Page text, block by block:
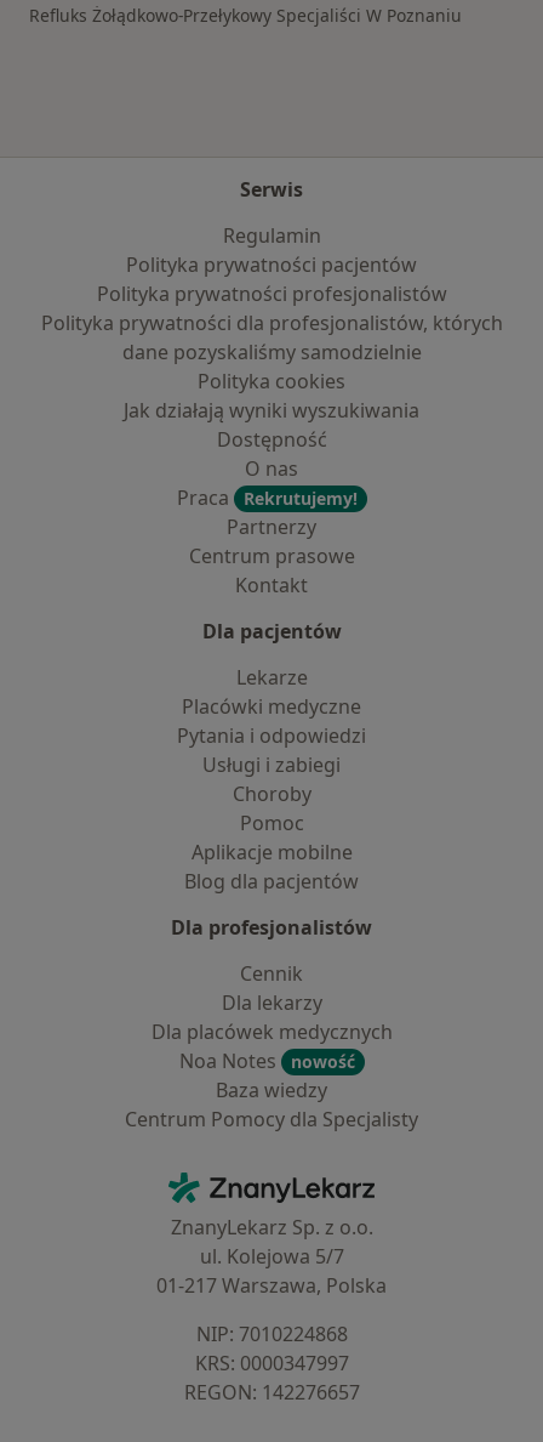
Refluks Żołądkowo-Przełykowy Specjaliści W Poznaniu
Serwis
Regulamin
Polityka prywatności pacjentów
Polityka prywatności profesjonalistów
Polityka prywatności dla profesjonalistów, których
dane pozyskaliśmy samodzielnie
Polityka cookies
Jak działają wyniki wyszukiwania
Dostępność
O nas
Praca
Rekrutujemy!
Partnerzy
Centrum prasowe
Kontakt
Dla pacjentów
Lekarze
Placówki medyczne
Pytania i odpowiedzi
Usługi i zabiegi
Choroby
Pomoc
Aplikacje mobilne
Blog dla pacjentów
Dla profesjonalistów
Cennik
Dla lekarzy
Dla placówek medycznych
Noa Notes
nowość
Baza wiedzy
Centrum Pomocy dla Specjalisty
ZnanyLekarz - Strona główna
ZnanyLekarz Sp. z o.o.
ul. Kolejowa 5/7
01-217 Warszawa, Polska
NIP: ⁠7010224868
KRS: ⁠0000347997
REGON: ⁠142276657